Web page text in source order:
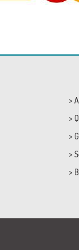
>
>
>
>
>